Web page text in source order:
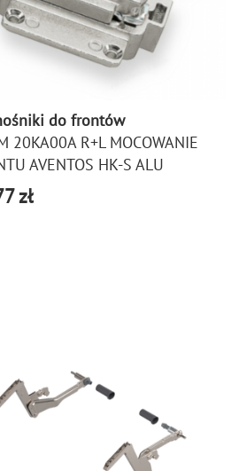
do frontów
20KA00A R+L MOCOWANIE
AVENTOS HK-S ALU
zł